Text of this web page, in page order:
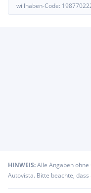
willhaben-Code:
HINWEIS:Alle Angaben
Autovista. Bitte beachte,